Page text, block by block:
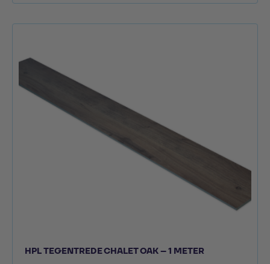
HPL TEGENTREDE CHALET OAK – 1 METER